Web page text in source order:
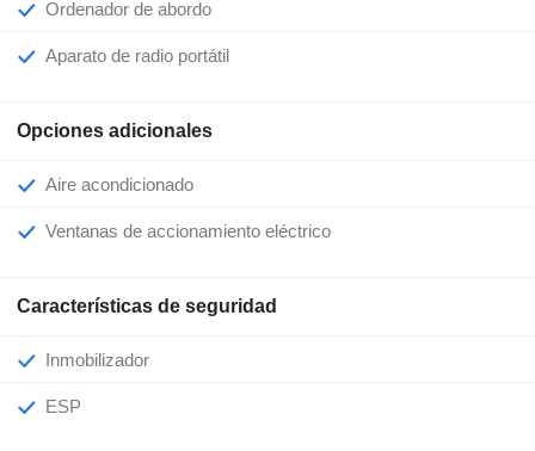
Ordenador de abordo
Aparato de radio portátil
Opciones adicionales
Aire acondicionado
Ventanas de accionamiento eléctrico
Características de seguridad
Inmobilizador
ESP